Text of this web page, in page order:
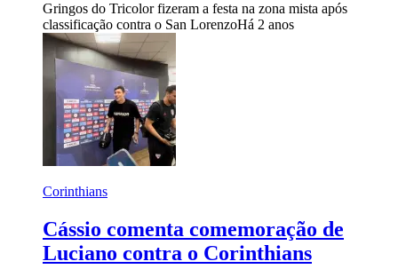
Gringos do Tricolor fizeram a festa na zona mista após
classificação contra o San LorenzoHá 2 anos
Corinthians
Cássio comenta comemoração de
Luciano contra o Corinthians